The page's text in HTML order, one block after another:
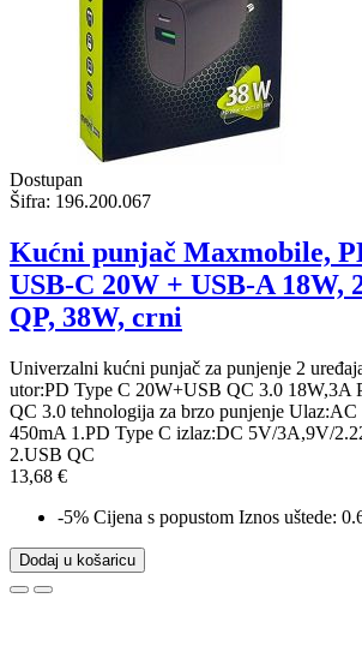
Dostupan
Šifra: 196.200.067
Kućni punjač Maxmobile,
USB-C 20W + USB-A 18W,
QP, 38W, crni
Univerzalni kućni punjač za punjenje 2
utor:PD Type C 20W+USB QC 3.0 18W,3A
QC 3.0 tehnologija za brzo punjenje
450mA 1.PD Type C izlaz:DC 5V/3A,9V/
2.USB QC
13,68 €
-5% Cijena s popustom Iznos uštede:
Dodaj u košaricu